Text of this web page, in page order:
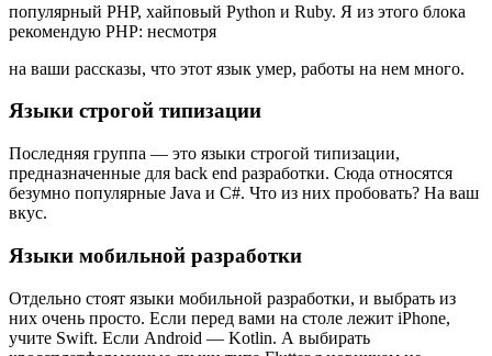
популярный PHP, хайповый Python и Ruby. Я из этого блока
рекомендую PHP: несмотря
на ваши рассказы, что этот язык умер, работы на нем много.
Языки строгой типизации
Последняя группа — это языки строгой типизации,
предназначенные для back end разработки. Сюда относятся
безумно популярные Java и C#. Что из них пробовать? На ваш
вкус.
Языки мобильной разработки
Отдельно стоят языки мобильной разработки, и выбрать из
них очень просто. Если перед вами на столе лежит iPhone,
учите Swift. Если Android — Kotlin. А выбирать